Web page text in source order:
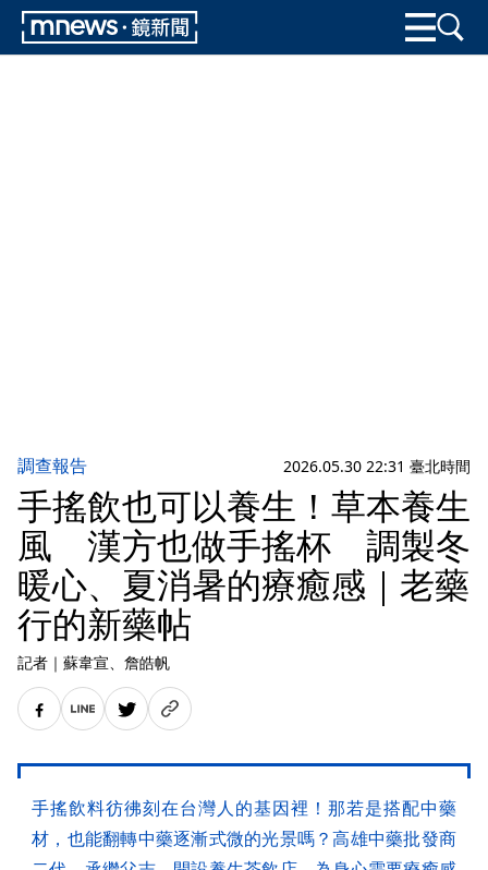
調查報告 2026.05.30 22:31 臺北時間
手搖飲也可以養生！草本養生
風 漢方也做手搖杯 調製冬
暖心、夏消暑的療癒感｜老藥
行的新藥帖
記者 ｜ 蘇韋宣、詹皓帆
手搖飲料彷彿刻在台灣人的基因裡！那若是搭配中藥
材，也能翻轉中藥逐漸式微的光景嗎？高雄中藥批發商